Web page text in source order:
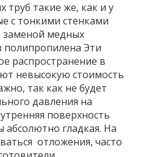
такие же, как и у
с тонкими стенками
заменой медных
полипропилена Эти
распространение в
невысокую стоимость
так как не будет
давления на
поверхность
гладкая. На
отложения, часто